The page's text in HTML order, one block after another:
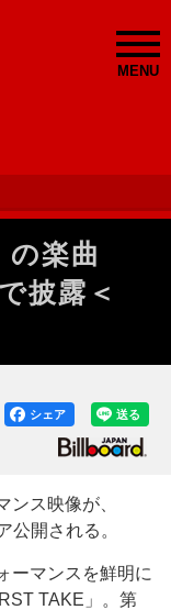
MENU
楽曲
披露＜
送る
シェア
ス映像が、
公開される。
ーマンスを鮮明に
TAKE」。第